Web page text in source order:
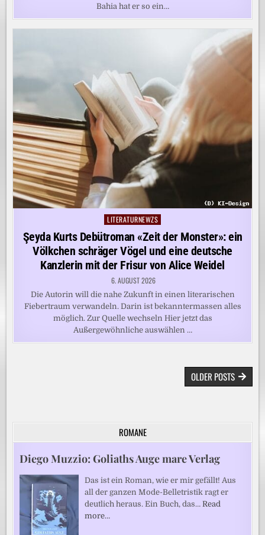
Bahia hat er so ein…
Posted
LITERATURNEWZS
Şeyda Kurts Debütroman «Zeit der Monster»: ein
Völkchen schräger Vögel und eine deutsche
Kanzlerin mit der Frisur von Alice Weidel
6. AUGUST 2026
Die Autorin will die nahe Zukunft in einen literarischen
Fiebertraum verwandeln. Darin ist bekanntermassen alles
möglich. Zur Quelle wechseln Hier jetzt das
Außergewöhnliche auswählen …
BEITRAGSNAVIGATIONOLDER POSTS
ROMANE
Diego Muzzio: Goliaths Auge mare Verlag
Das ist ein Roman, wie er mir gefällt! Aus
all der ganzen Mode-Belletristik ragt er
deutlich heraus. Ein Buch, das…Read
more…